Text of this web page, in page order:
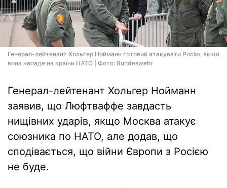
Генерал-лейтенант Хольгер Нойманн готовий атакувати Росію, якщо
вона нападе на країни НАТО | Фото: Bundeswehr
Генерал-лейтенант Хольгер Нойманн
заявив, що Люфтваффе завдасть
нищівних ударів, якщо Москва атакує
союзника по НАТО, але додав, що
сподівається, що війни Європи з Росією
не буде.